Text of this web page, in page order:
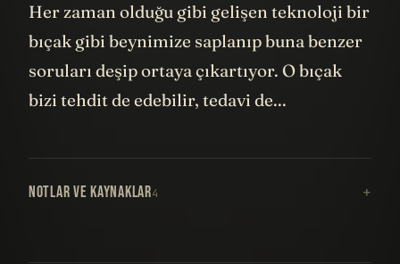
Her zaman olduğu gibi gelişen teknoloji bir
bıçak gibi beynimize saplanıp buna benzer
soruları deşip ortaya çıkartıyor. O bıçak
bizi tehdit de edebilir, tedavi de...
NOTLAR VE KAYNAKLAR4